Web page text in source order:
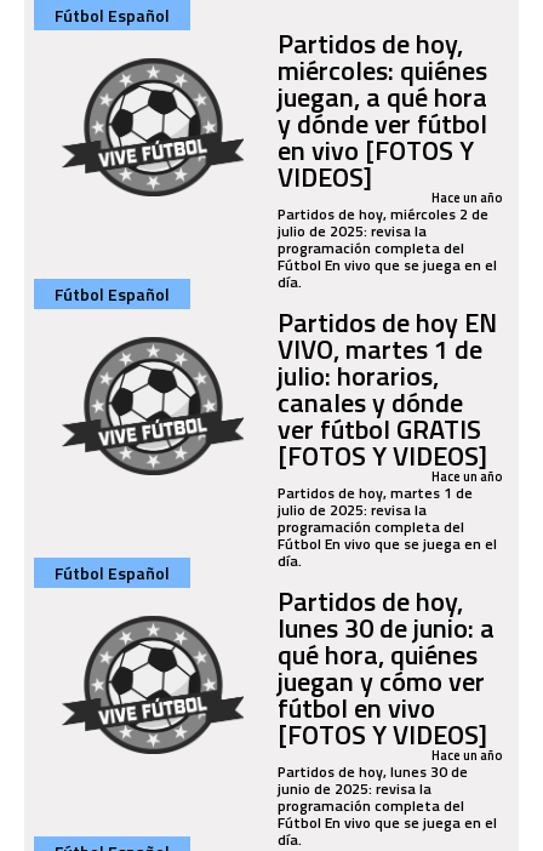
Fútbol Español
Partidos de hoy,
miércoles: quiénes
juegan, a qué hora
y dónde ver fútbol
en vivo [FOTOS Y
VIDEOS] Hace un año
Partidos de hoy, miércoles 2 de
julio de 2025: revisa la
programación completa del
Fútbol En vivo que se juega en el
día.
Fútbol Español
Partidos de hoy EN
VIVO, martes 1 de
julio: horarios,
canales y dónde
ver fútbol GRATIS
[FOTOS Y VIDEOS]
Hace un año
Partidos de hoy, martes 1 de
julio de 2025: revisa la
programación completa del
Fútbol En vivo que se juega en el
día.
Fútbol Español
Partidos de hoy,
lunes 30 de junio: a
qué hora, quiénes
juegan y cómo ver
fútbol en vivo
[FOTOS Y VIDEOS]
Hace un año
Partidos de hoy, lunes 30 de
junio de 2025: revisa la
programación completa del
Fútbol En vivo que se juega en el
día.